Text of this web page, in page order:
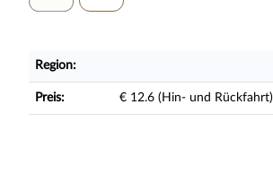
Region:
Preis: € 12.6 (Hin- und Rückfahrt)